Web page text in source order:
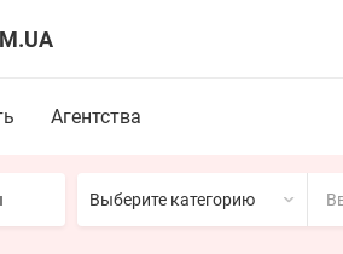
Агентства
Выберите категорию